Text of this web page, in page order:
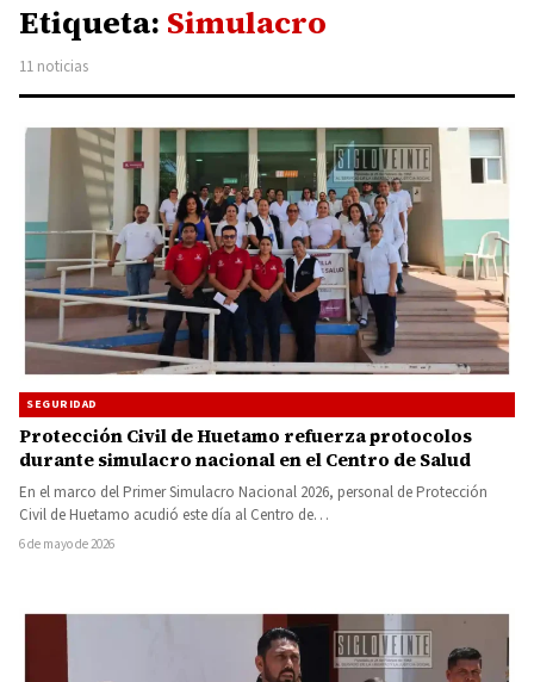
Etiqueta: Simulacro
11 noticias
SEGURIDAD
Protección Civil de Huetamo refuerza protocolos
durante simulacro nacional en el Centro de Salud
En el marco del Primer Simulacro Nacional 2026, personal de Protección
Civil de Huetamo acudió este día al Centro de…
6 de mayo de 2026